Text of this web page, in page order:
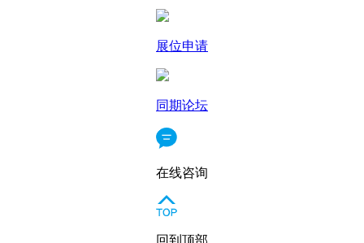
展位申请
同期论坛
在线咨询
回到顶部